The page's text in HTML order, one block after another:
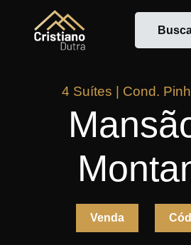
4 Suítes | Cond.
Venda